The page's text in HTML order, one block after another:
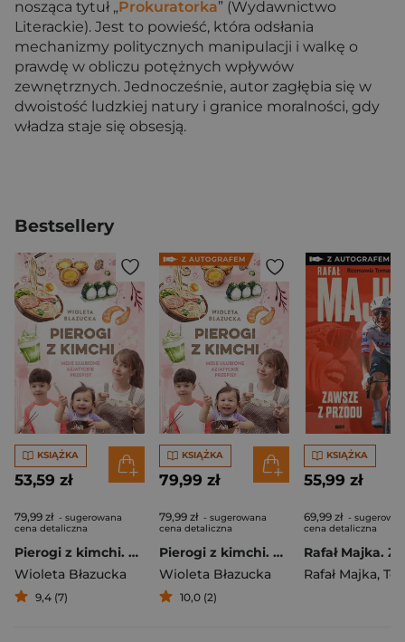
nosząca tytuł „Prokuratorka” (Wydawnictwo
Literackie). Jest to powieść, która odsłania
mechanizmy politycznych manipulacji i walkę o
prawdę w obliczu potężnych wpływów
zewnętrznych. Jednocześnie, autor zagłębia się w
dwoistość ludzkiej natury i granice moralności, gdy
władza staje się obsesją.
Bestsellery
KSIĄŻKA
53,59 zł
79,99 zł - sugerowana
cena detaliczna
Pierogi z kimchi. Moje ulubione azjatyckie przepisy
Wioleta Błazucka
9,4 (7)
KSIĄŻKA
79,99 zł
79,99 zł - sugerowana
cena detaliczna
Pierogi z kimchi. Moje ulubione azjatyckie przepisy - książka z autografem
Wioleta Błazucka
10,0 (2)
KSIĄŻKA
55,99 zł
69,99 zł -
cena detaliczna
Rafał Majka,